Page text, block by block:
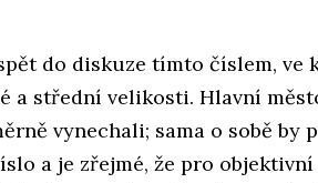
do diskuze tímto číslem, ve
a střední velikosti. Hlavní
vynechali; sama o sobě by
a je zřejmé, že pro